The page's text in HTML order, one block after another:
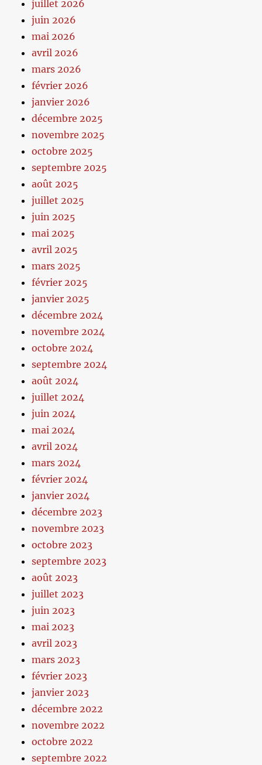
juillet 2026
juin 2026
mai 2026
avril 2026
mars 2026
février 2026
janvier 2026
décembre 2025
novembre 2025
octobre 2025
septembre 2025
août 2025
juillet 2025
juin 2025
mai 2025
avril 2025
mars 2025
février 2025
janvier 2025
décembre 2024
novembre 2024
octobre 2024
septembre 2024
août 2024
juillet 2024
juin 2024
mai 2024
avril 2024
mars 2024
février 2024
janvier 2024
décembre 2023
novembre 2023
octobre 2023
septembre 2023
août 2023
juillet 2023
juin 2023
mai 2023
avril 2023
mars 2023
février 2023
janvier 2023
décembre 2022
novembre 2022
octobre 2022
septembre 2022